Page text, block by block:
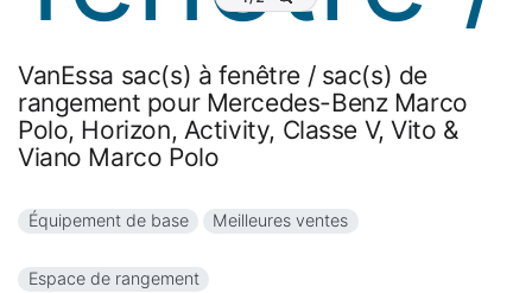
VanEssa sac(s) à fenêtre / sac(s) de
rangement pour Mercedes-Benz Marco
Polo, Horizon, Activity, Classe V, Vito &
Viano Marco Polo
Équipement de base Meilleures ventes
Espace de rangement